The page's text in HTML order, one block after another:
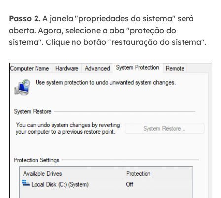
Passo 2.A janela "propriedades do sistema" será
aberta. Agora, selecione a aba "proteção do
sistema". Clique no botão "restauração do sistema".